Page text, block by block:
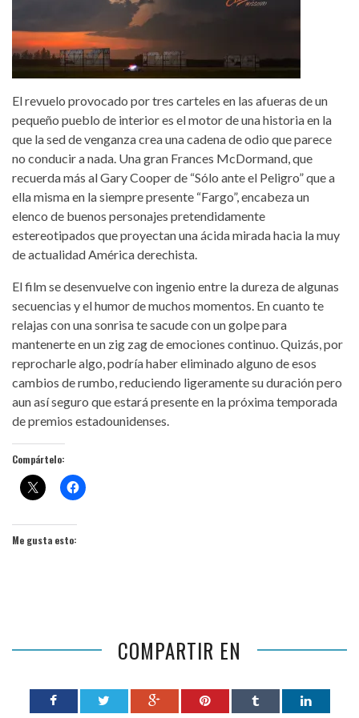
El revuelo provocado por tres carteles en las afueras de un
pequeño pueblo de interior es el motor de una historia en la
que la sed de venganza crea una cadena de odio que parece
no conducir a nada. Una gran Frances McDormand, que
recuerda más al Gary Cooper de “Sólo ante el Peligro” que a
ella misma en la siempre presente “Fargo”, encabeza un
elenco de buenos personajes pretendidamente
estereotipados que proyectan una ácida mirada hacia la muy
de actualidad América derechista.
El film se desenvuelve con ingenio entre la dureza de algunas
secuencias y el humor de muchos momentos. En cuanto te
relajas con una sonrisa te sacude con un golpe para
mantenerte en un zig zag de emociones continuo. Quizás, por
reprocharle algo, podría haber eliminado alguno de esos
cambios de rumbo, reduciendo ligeramente su duración pero
aun así seguro que estará presente en la próxima temporada
de premios estadounidenses.
Compártelo:
Me gusta esto:
COMPARTIR EN